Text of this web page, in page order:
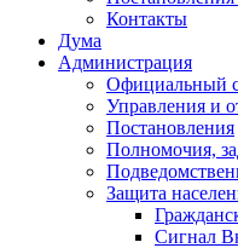
Контакты
Дума
Администрация
Официальный
Управления и
Постановления
Полномочия,
Защита
Сигнал